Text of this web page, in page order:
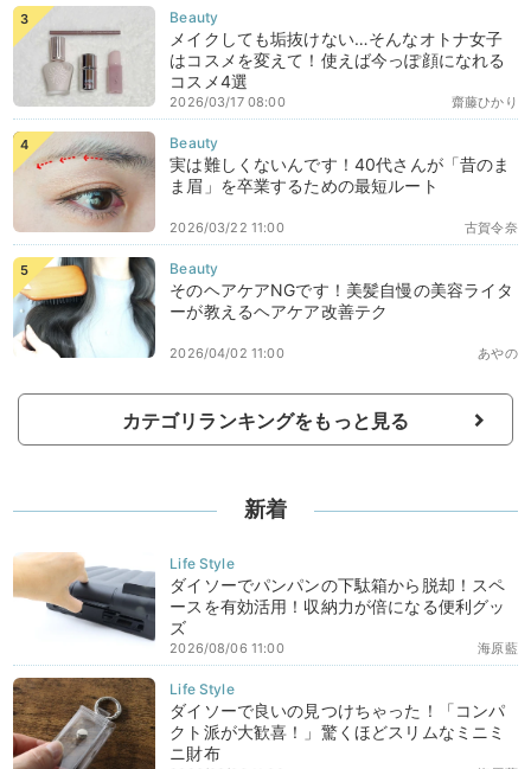
メイクしても垢抜けない…そんなオトナ女子
はコスメを変えて！使えば今っぽ顔になれる
コスメ4選
齋藤ひかり
2026/03/17 08:00
実は難しくないんです！40代さんが「昔のま
ま眉」を卒業するための最短ルート
古賀令奈
2026/03/22 11:00
そのヘアケアNGです！美髪自慢の美容ライタ
ーが教えるヘアケア改善テク
あやの
2026/04/02 11:00
カテゴリランキングをもっと見る
新着
ダイソーでパンパンの下駄箱から脱却！スペ
ースを有効活用！収納力が倍になる便利グッ
ズ
海原藍
2026/08/06 11:00
ダイソーで良いの見つけちゃった！「コンパ
クト派が大歓喜！」驚くほどスリムなミニミ
ニ財布